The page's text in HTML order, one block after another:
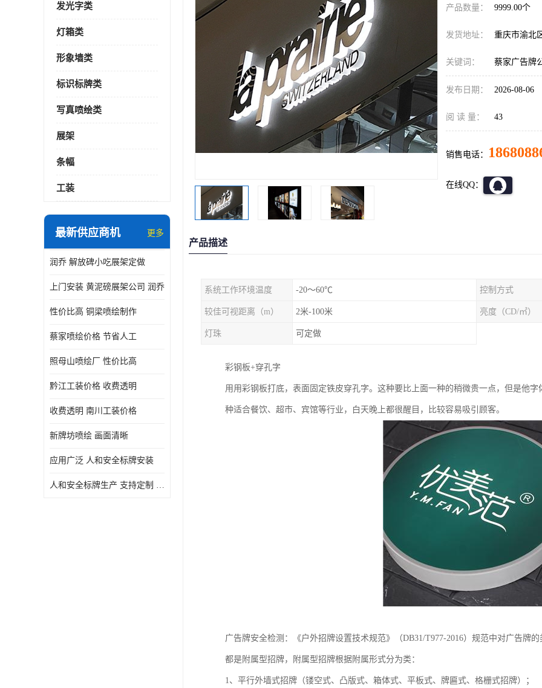
发光字类
灯箱类
形象墙类
标识标牌类
写真喷绘类
展架
条幅
工装
最新供应商机 更多
润乔 解放碑小吃展架定做
上门安装 黄泥磅展架公司 润乔
性价比高 铜梁喷绘制作
蔡家喷绘价格 节省人工
照母山喷绘厂 性价比高
黔江工装价格 收费透明
收费透明 南川工装价格
新牌坊喷绘 画面清晰
应用广泛 人和安全标牌安装
人和安全标牌生产 支持定制 润乔
产品数量： 9999.00个
发货地址： 重庆市渝
关键词： 蔡家广告牌
发布日期： 2026-08-06
阅 读 量： 43
销售电话：
在线QQ：
产品描述
系统工作环境温度 -20～60℃ 控制方式
较佳可视距离（m） 2米-100米 亮度（CD/㎡）
灯珠 可定做
彩钢板+穿孔字
用用彩钢板打底，表面固定铁皮穿孔字。这种要比上面一种的稍微贵一点，但是他
种适合餐饮、超市、宾馆等行业，白天晚上都很醒目，比较容易吸引顾客。
广告牌安全检测：《户外招牌设置技术规范》（DB31/T977-2016）规范中对广告牌
都是附属型招牌，附属型招牌根据附属形式分为类：
1、平行外墙式招牌（镂空式、凸版式、箱体式、平板式、牌匾式、格栅式招牌）；